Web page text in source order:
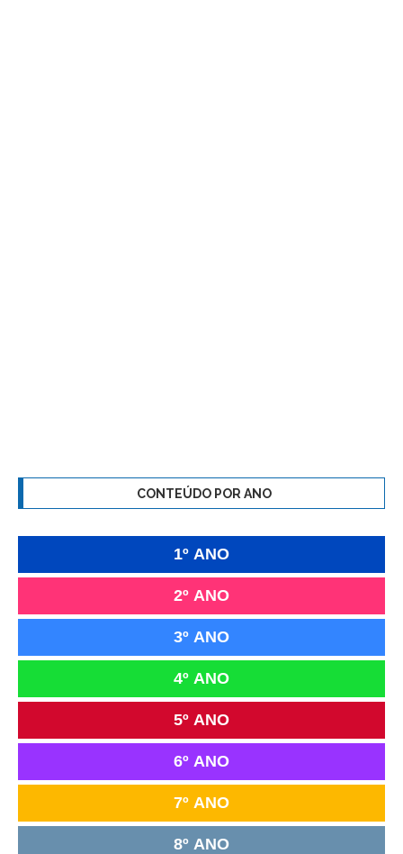
CONTEÚDO POR ANO
1º ANO
2º ANO
3º ANO
4º ANO
5º ANO
6º ANO
7º ANO
8º ANO